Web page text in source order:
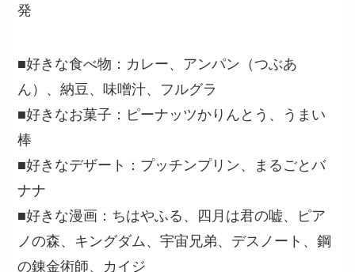
発
■好きな食べ物：カレー、アンパン（つぶあ
ん）、納豆、味噌汁、フルグラ
■好きなお菓子：ピーナッツかりんとう、うまい
棒
■好きなデザート：プッチンプリン、まるごとバ
ナナ
■好きな漫画：ちはやふる、四月は君の嘘、ピア
ノの森、キングダム、宇宙兄弟、デスノート、鋼
の錬金術師、カイジ